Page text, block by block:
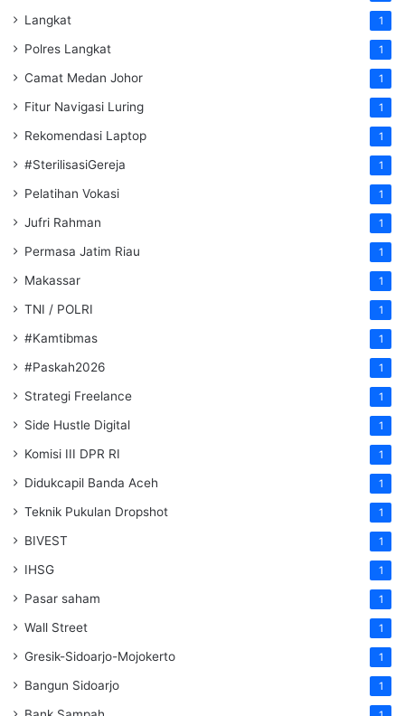
Langkat 1
Polres Langkat 1
Camat Medan Johor 1
Fitur Navigasi Luring 1
Rekomendasi Laptop 1
#SterilisasiGereja 1
Pelatihan Vokasi 1
Jufri Rahman 1
Permasa Jatim Riau 1
Makassar 1
TNI / POLRI 1
#Kamtibmas 1
#Paskah2026 1
Strategi Freelance 1
Side Hustle Digital 1
Komisi III DPR RI 1
Didukcapil Banda Aceh 1
Teknik Pukulan Dropshot 1
BIVEST 1
IHSG 1
Pasar saham 1
Wall Street 1
Gresik-Sidoarjo-Mojokerto 1
Bangun Sidoarjo 1